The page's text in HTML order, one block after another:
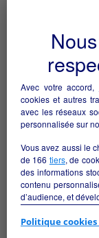
LOCAL
Avec votre accord,
cookies et autres
avec les réseaux
personnalisée sur
Vous avez aussi le
de 166 tiers, de
des informations
contenu
d’audience, et
Si vous
Politique